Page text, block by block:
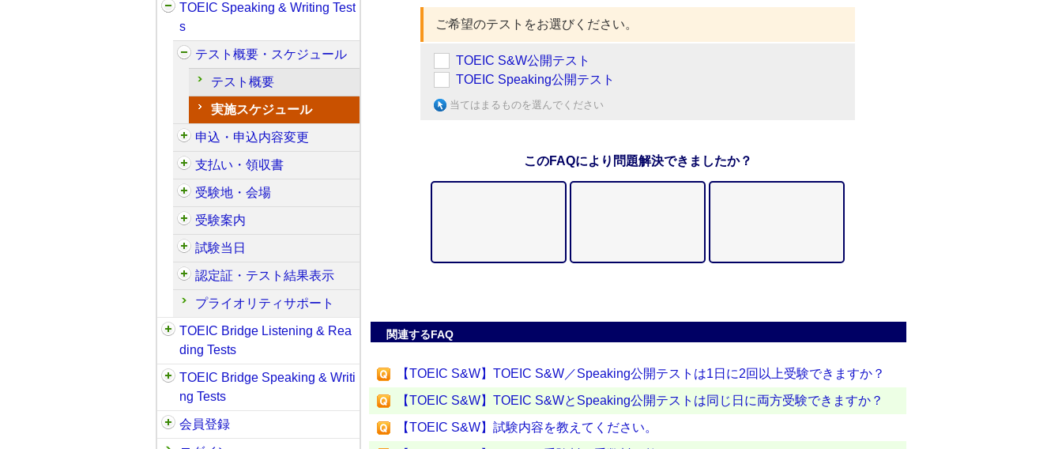
TOEIC Speaking & Writing Test
s
テスト概要・スケジュール
テスト概要
実施スケジュール
申込・申込内容変更
支払い・領収書
受験地・会場
受験案内
試験当日
認定証・テスト結果表示
プライオリティサポート
TOEIC Bridge Listening & Rea
ding Tests
TOEIC Bridge Speaking & Writi
ng Tests
会員登録
ご希望のテストをお選びください。
TOEIC S&W公開テスト
TOEIC Speaking公開テスト
当てはまるものを選んでください
このFAQにより問題解決できましたか？
関連するFAQ
【TOEIC S&W】TOEIC S&W／Speaking公開テストは1日に2回以上受験できますか？
【TOEIC S&W】TOEIC S&WとSpeaking公開テストは同じ日に両方受験できますか？
【TOEIC S&W】試験内容を教えてください。